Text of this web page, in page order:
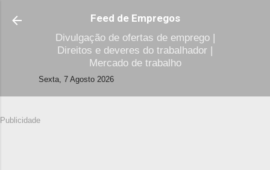
Avançar para o conteúdo principal
Feed de Empregos
Divulgação de ofertas de emprego |
Direitos e deveres do trabalhador |
Mercado de trabalho
Sexta, 7 Agosto 2026
Publicidade